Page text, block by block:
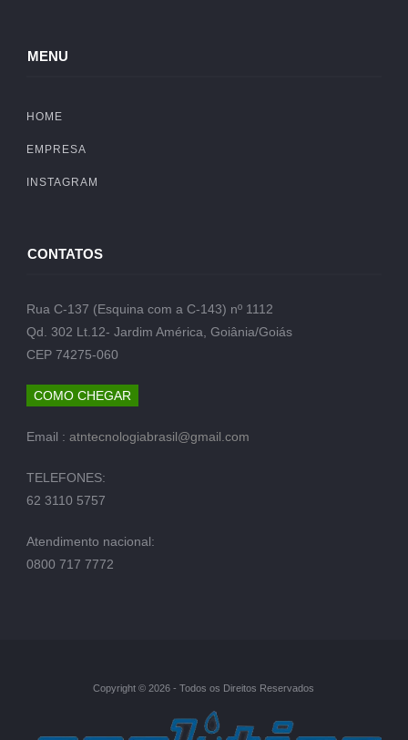
MENU
HOME
EMPRESA
INSTAGRAM
CONTATOS
Rua C-137 (Esquina com a C-143) nº 1112
Qd. 302 Lt.12- Jardim América, Goiânia/Goiás
CEP 74275-060
COMO CHEGAR
Email : atntecnologiabrasil@gmail.com
TELEFONES:
62 3110 5757
Atendimento nacional:
0800 717 7772
Copyright © 2026 - Todos os Direitos Reservados